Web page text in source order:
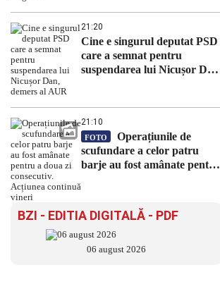
21:20
Cine e singurul deputat PSD
care a semnat pentru
suspendarea lui Nicușor Dan,
21:10
FOTO
Operațiunile de
scufundare a celor patru
barje au fost amânate pentru
BZI - EDITIA DIGITALĂ - PDF
06 august 2026